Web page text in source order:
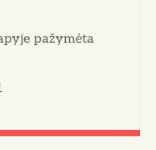
pažymėta